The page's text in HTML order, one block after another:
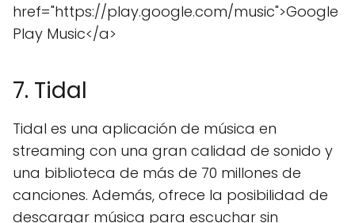
href="https://play.google.com/music">Google
Play Music</a>
7. Tidal
Tidal es una aplicación de música en
streaming con una gran calidad de sonido y
una biblioteca de más de 70 millones de
canciones. Además, ofrece la posibilidad de
descargar música para escuchar sin